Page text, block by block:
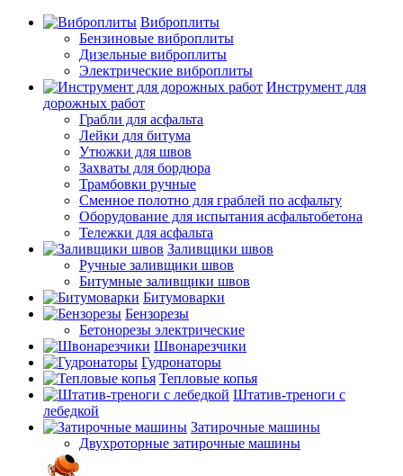
Виброплиты
Бензиновые виброплиты
Дизельные виброплиты
Электрические виброплиты
Инструмент для
дорожных работ
Грабли для асфальта
Лейки для битума
Утюжки для швов
Захваты для бордюра
Трамбовки ручные
Сменное полотно для граблей по асфальту
Оборудование для испытания асфальтобетона
Тележки для асфальта
Заливщики швов
Ручные заливщики швов
Битумные заливщики швов
Битумоварки
Бензорезы
Бетонорезы электрические
Швонарезчики
Гудронаторы
Тепловые копья
Штатив-треноги с
лебедкой
Затирочные машины
Двухроторные затирочные машины